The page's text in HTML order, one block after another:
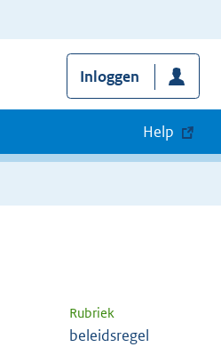
Inloggen
Help
Rubriek
beleidsregel